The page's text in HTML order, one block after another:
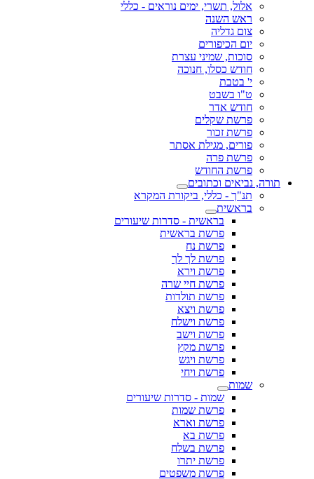
אלול, תשרי, ימים נוראים - כללי
ראש השנה
צום גדליה
יום הכיפורים
סוכות, שמיני עצרת
חודש כסלו, חנוכה
י' בטבת
ט"ו בשבט
חודש אדר
פרשת שקלים
פרשת זכור
פורים, מגילת אסתר
פרשת פרה
פרשת החודש
תורה, נביאים וכתובים
תנ"ך - כללי, ביקורת המקרא
בראשית
בראשית - סדרות שיעורים
פרשת בראשית
פרשת נח
פרשת לך לך
פרשת וירא
פרשת חיי שרה
פרשת תולדות
פרשת ויצא
פרשת וישלח
פרשת וישב
פרשת מקץ
פרשת ויגש
פרשת ויחי
שמות
שמות - סדרות שיעורים
פרשת שמות
פרשת וארא
פרשת בא
פרשת בשלח
פרשת יתרו
פרשת משפטים